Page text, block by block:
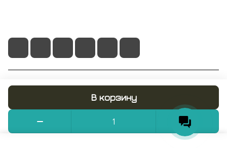
В корзину
© 2026 RUMIX.SHOP
Конфиденциальность